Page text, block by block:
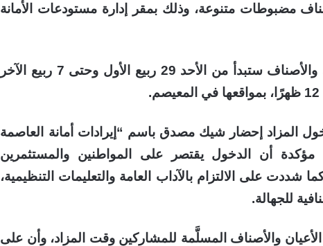
مضبوطات متنوعة، وذلك بمقر إدارة مستودعات الأمانة
وأوضحت الأمانة أن معاينة الأعيان والأصناف ستبدأ من الأحد 29 ربيع الأول وحتى 7 ربيع الآخر
المزاد إحضار شيك مصدق باسم “إيرادات أمانة العاصمة
10 آلاف ريال، مؤكدة أن الدخول يقتصر على المواطنين والمستثمرين
على الالتزام بالآداب العامة والتعليمات التنظيمية،
للجهالة.
والأصناف المسلَّمة للمشاركين وقت المزاد، وأن على